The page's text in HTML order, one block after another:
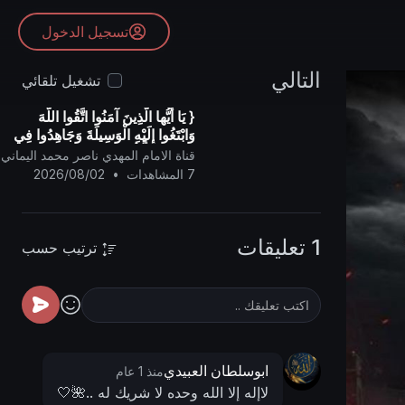
تسجيل الدخول
التالي
تشغيل تلقائي
{ يَا أيُّها الَّذِينَ آمَنُوا اتَّقُوا اللَّهَ
وَابْتَغُوا إِلَيْهِ الْوَسِيلَةَ وَجَاهِدُوا فِي
سَبِيلِهِ لَعَلَّكُمْ تُفْلِحُونَ }
قناة الامام المهدي ناصر محمد اليماني
7 المشاهدات
•
2026/08/02
1 تعليقات ترتيب حسب
ابوسلطان العبيديمنذ 1 عام
لاإله إلا الله وحده لا شريك له ..🌺🤍